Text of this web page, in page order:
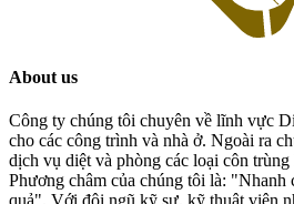
About us
Công ty chúng tôi chuyên về lĩnh vực
cho các công trình và nhà ở. Ngoài ra
dịch vụ diệt và phòng các loại côn
Phương châm của chúng tôi là: "Nhanh
quả". Với đội ngũ kỹ sư, kỹ thuật viên